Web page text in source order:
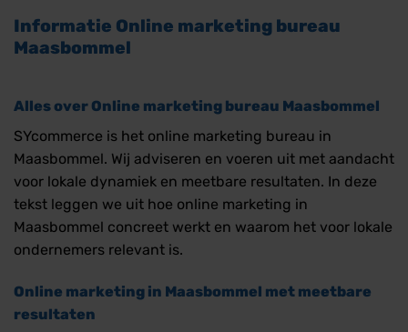
Informatie Online marketing bureau
Maasbommel
Alles over Online marketing bureau Maasbommel
SYcommerce is het online marketing bureau in
Maasbommel. Wij adviseren en voeren uit met aandacht
voor lokale dynamiek en meetbare resultaten. In deze
tekst leggen we uit hoe online marketing in
Maasbommel concreet werkt en waarom het voor lokale
ondernemers relevant is.
Online marketing in Maasbommel met meetbare
resultaten